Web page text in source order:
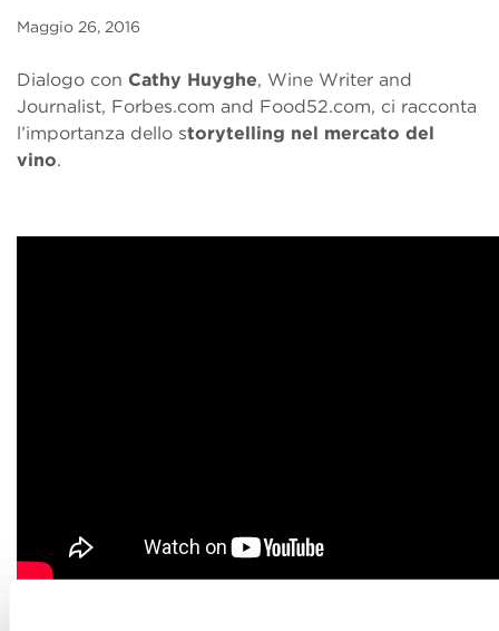
Maggio 26, 2016
Dialogo con Cathy Huyghe, Wine Writer and
Journalist, Forbes.com and Food52.com, ci racconta
l’importanza dello storytelling nel mercato del
vino.